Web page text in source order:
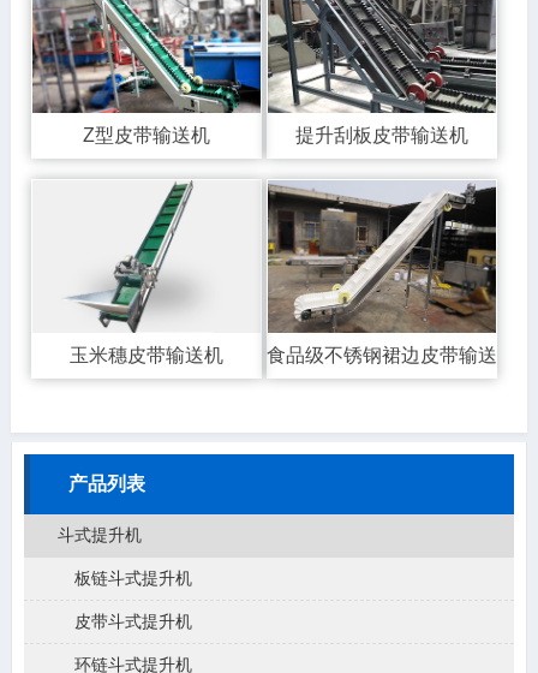
Z型皮带输送机 提升刮板皮带输送机
玉米穗皮带输送机 食品级不锈钢裙边皮带输送机
产品列表
斗式提升机
板链斗式提升机
皮带斗式提升机
环链斗式提升机